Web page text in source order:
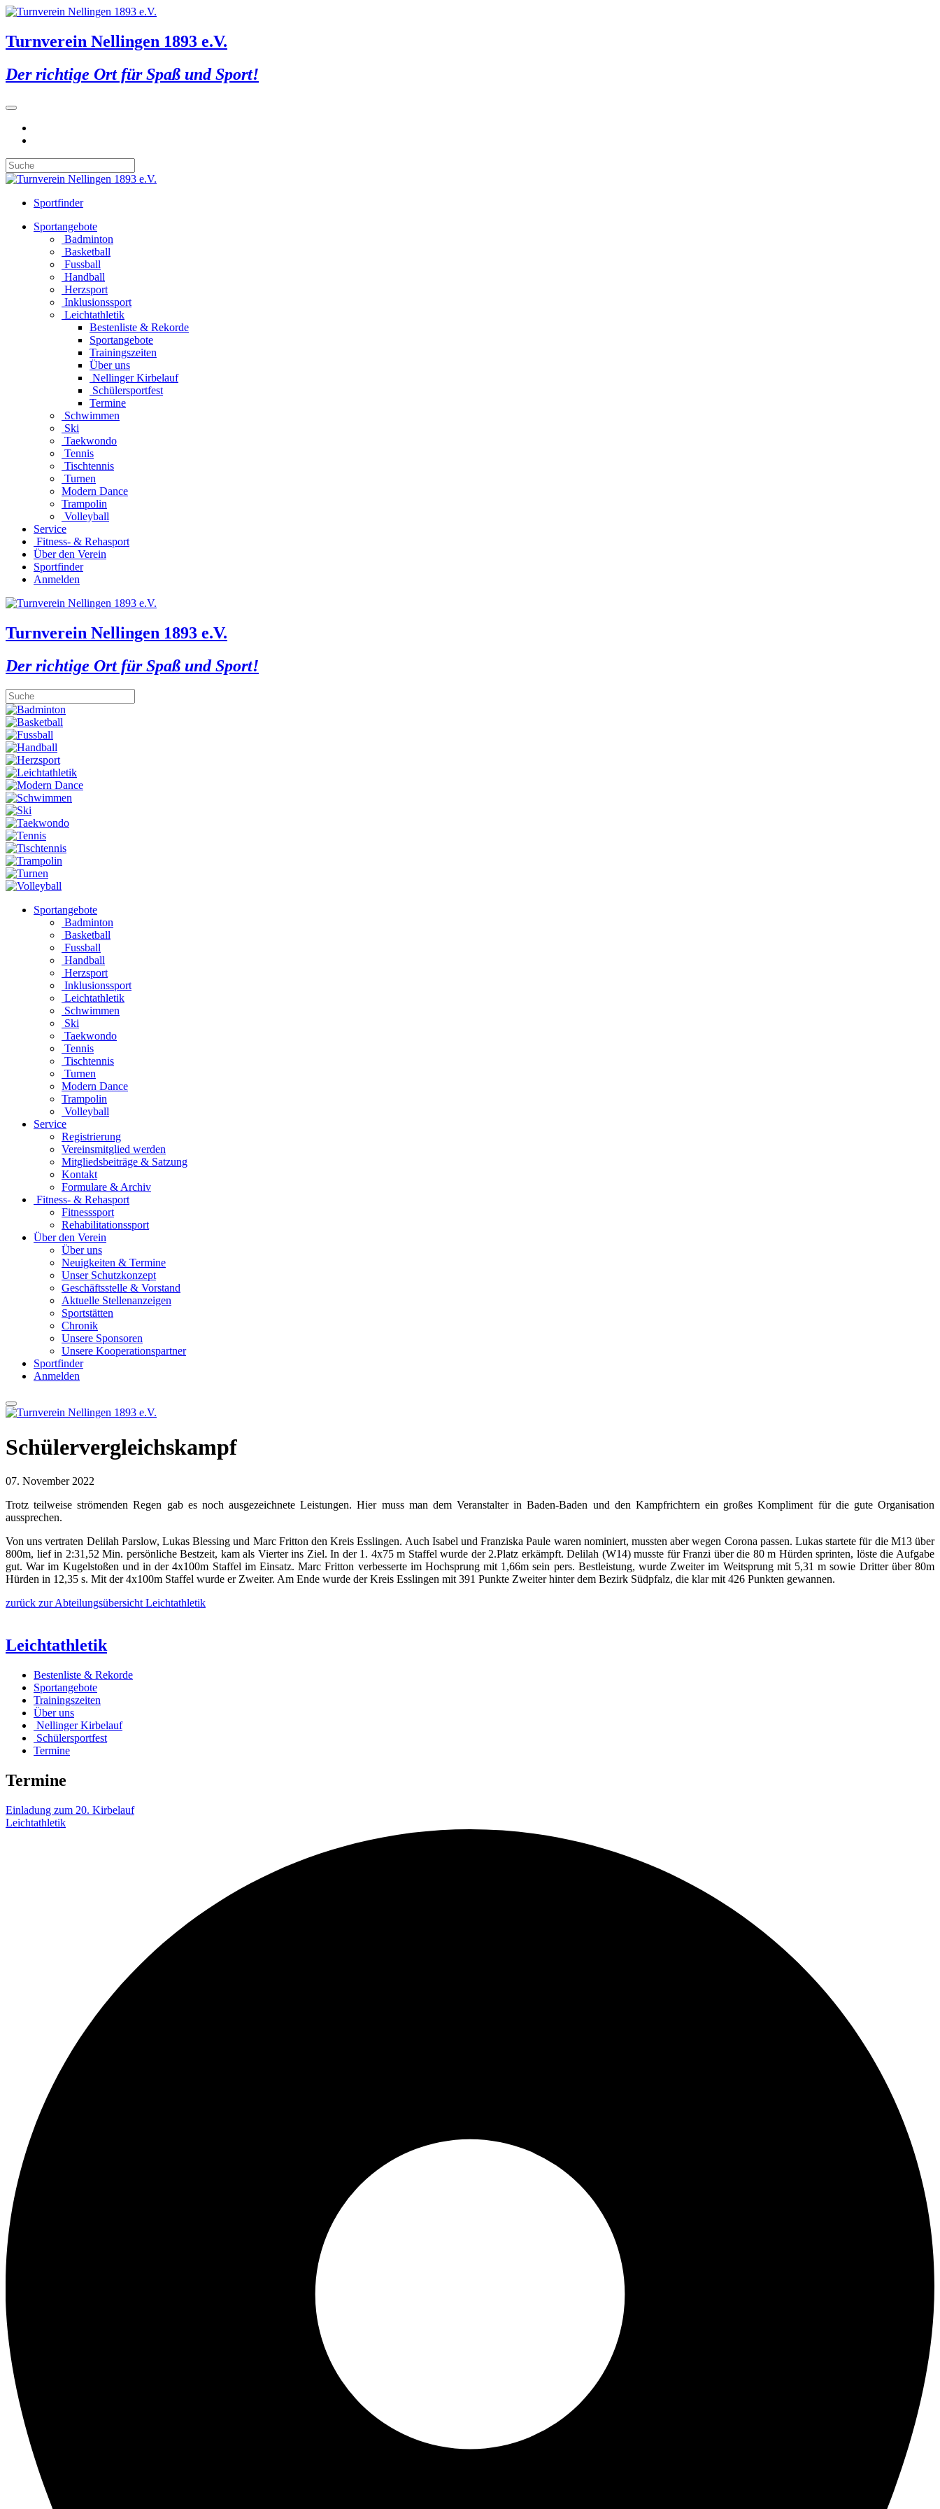
Turnverein Nellingen 1893 e.V.
Der richtige Ort für Spaß und Sport!
Sportfinder
Sportangebote
Badminton
Basketball
Fussball
Handball
Herzsport
Inklusionssport
Leichtathletik
Bestenliste & Rekorde
Sportangebote
Trainingszeiten
Über uns
Nellinger Kirbelauf
Schülersportfest
Termine
Schwimmen
Ski
Taekwondo
Tennis
Tischtennis
Turnen
Modern Dance
Trampolin
Volleyball
Service
Fitness- & Rehasport
Über den Verein
Sportfinder
Anmelden
Turnverein Nellingen 1893 e.V.
Der richtige Ort für Spaß und Sport!
Sportangebote
Badminton
Basketball
Fussball
Handball
Herzsport
Inklusionssport
Leichtathletik
Schwimmen
Ski
Taekwondo
Tennis
Tischtennis
Turnen
Modern Dance
Trampolin
Volleyball
Service
Registrierung
Vereinsmitglied werden
Mitgliedsbeiträge & Satzung
Kontakt
Formulare & Archiv
Fitness- & Rehasport
Fitnesssport
Rehabilitationssport
Über den Verein
Über uns
Neuigkeiten & Termine
Unser Schutzkonzept
Geschäftsstelle & Vorstand
Aktuelle Stellenanzeigen
Sportstätten
Chronik
Unsere Sponsoren
Unsere Kooperationspartner
Sportfinder
Anmelden
Schülervergleichskampf
07. November 2022
Trotz teilweise strömenden Regen gab es noch ausgezeichnete Leistungen. Hier muss man dem Veranstalter in Baden-Baden und den Kampfrichtern ein großes Kompliment für die gute Organisation
aussprechen.
Von uns vertraten Delilah Parslow, Lukas Blessing und Marc Fritton den Kreis Esslingen. Auch Isabel und Franziska Paule waren nominiert, mussten aber wegen Corona passen. Lukas startete für die M13 über
800m, lief in 2:31,52 Min. persönliche Bestzeit, kam als Vierter ins Ziel. In der 1. 4x75 m Staffel wurde der 2.Platz erkämpft. Delilah (W14) musste für Franzi über die 80 m Hürden sprinten, löste die Aufgabe
gut. War im Kugelstoßen und in der 4x100m Staffel im Einsatz. Marc Fritton verbesserte im Hochsprung mit 1,66m sein pers. Bestleistung, wurde Zweiter im Weitsprung mit 5,31 m sowie Dritter über 80m
Hürden in 12,35 s. Mit der 4x100m Staffel wurde er Zweiter. Am Ende wurde der Kreis Esslingen mit 391 Punkte Zweiter hinter dem Bezirk Südpfalz, die klar mit 426 Punkten gewannen.
zurück zur Abteilungsübersicht Leichtathletik
Leichtathletik
Bestenliste & Rekorde
Sportangebote
Trainingszeiten
Über uns
Nellinger Kirbelauf
Schülersportfest
Termine
Termine
Einladung zum 20. Kirbelauf
Leichtathletik